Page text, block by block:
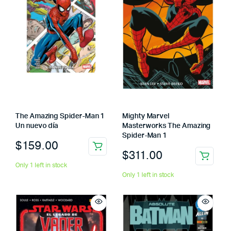
The Amazing Spider-Man 1
Un nuevo día
$159.00
Only 1 left in stock
Mighty Marvel
Masterworks The Amazing
Spider-Man 1
$311.00
Only 1 left in stock